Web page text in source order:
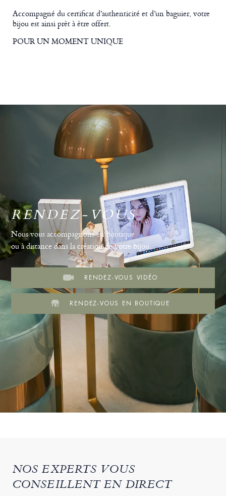
Accompagné du certificat d’authenticité et d’un baguier, votre
bijou est ainsi prêt à être offert.
POUR UN MOMENT UNIQUE
RENDEZ-VOUS
Nous vous accompagnons en boutique
ou à distance dans la création de votre bijou.
RENDEZ-VOUS VIDÉO
RENDEZ-VOUS EN BOUTIQUE
NOS EXPERTS VOUS
CONSEILLENT EN DIRECT